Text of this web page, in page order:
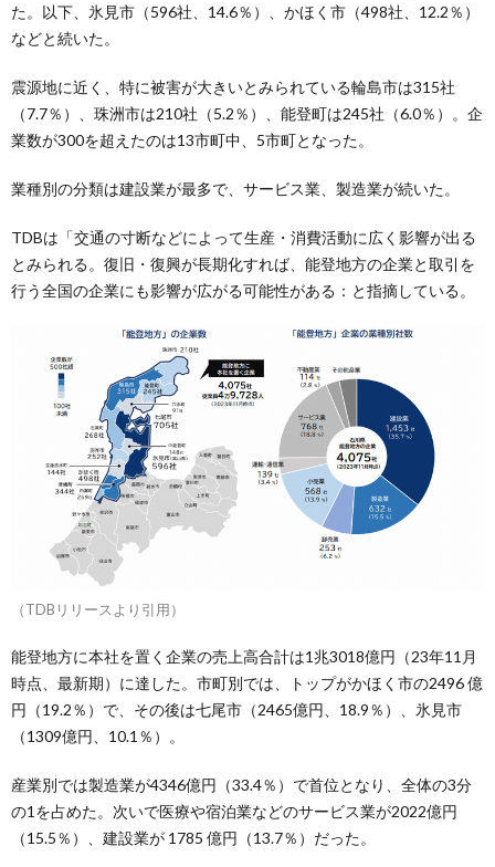
た。以下、氷見市（596社、14.6％）、かほく市（498社、12.2％）
などと続いた。
震源地に近く、特に被害が大きいとみられている輪島市は315社
（7.7％）、珠洲市は210社（5.2％）、能登町は245社（6.0％）。企
業数が300を超えたのは13市町中、5市町となった。
業種別の分類は建設業が最多で、サービス業、製造業が続いた。
TDBは「交通の寸断などによって生産・消費活動に広く影響が出る
とみられる。復旧・復興が長期化すれば、能登地方の企業と取引を
行う全国の企業にも影響が広がる可能性がある：と指摘している。
（TDBリリースより引用）
能登地方に本社を置く企業の売上高合計は1兆3018億円（23年11月
時点、最新期）に達した。市町別では、トップがかほく市の2496 億
円（19.2％）で、その後は七尾市（2465億円、18.9％）、氷見市
（1309億円、10.1％）。
産業別では製造業が4346億円（33.4％）で首位となり、全体の3分
の1を占めた。次いで医療や宿泊業などのサービス業が2022億円
（15.5％）、建設業が 1785 億円（13.7％）だった。